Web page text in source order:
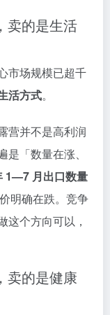
卖的是生活
市场规模已超千
活方式。
营并不是高利润
「数量在涨、
1—7 月出口数量
价明确在跌。竞争
这个方向可以，
卖的是健康